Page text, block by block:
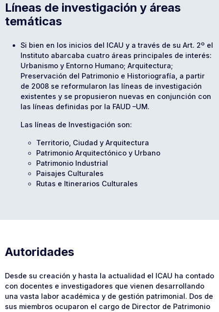
Líneas de investigación y áreas
temáticas
Si bien en los inicios del ICAU y a través de su Art. 2º el
Instituto abarcaba cuatro áreas principales de interés:
Urbanismo y Entorno Humano; Arquitectura;
Preservación del Patrimonio e Historiografía, a partir
de 2008 se reformularon las líneas de investigación
existentes y se propusieron nuevas en conjunción con
las líneas definidas por la FAUD –UM.
Las líneas de Investigación son:
Territorio, Ciudad y Arquitectura
Patrimonio Arquitectónico y Urbano
Patrimonio Industrial
Paisajes Culturales
Rutas e Itinerarios Culturales
Autoridades
Desde su creación y hasta la actualidad el ICAU ha contado
con docentes e investigadores que vienen desarrollando
una vasta labor académica y de gestión patrimonial. Dos de
sus miembros ocuparon el cargo de Director de Patrimonio